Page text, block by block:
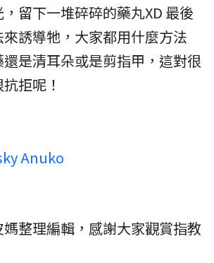
留下一堆碎碎的藥丸XD 最後
誘導牠，大家都用什麼方法
是清耳朵或是剪指甲，這對很
拒呢！
Anuko
整理編輯，感謝大家觀賞指教